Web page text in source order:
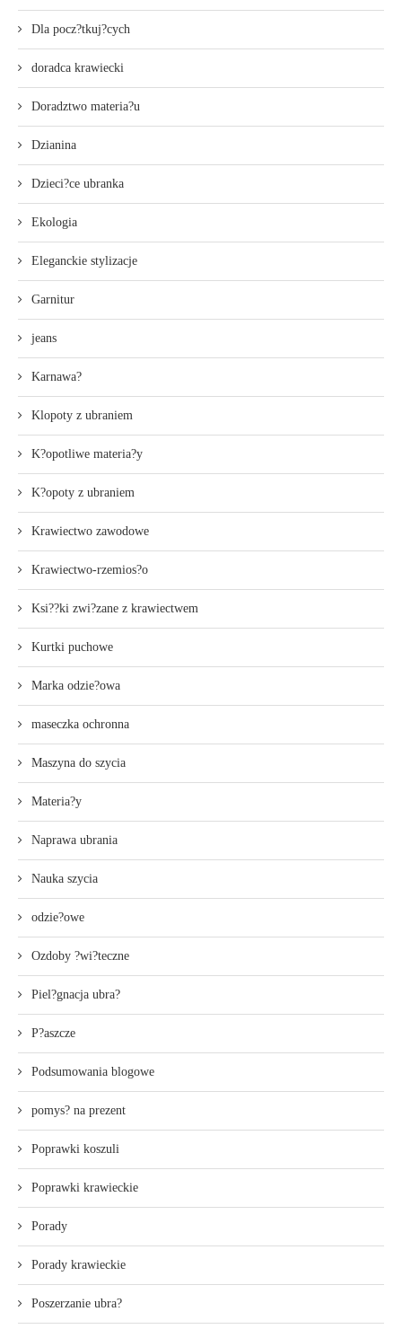
Dla pocz?tkuj?cych
doradca krawiecki
Doradztwo materia?u
Dzianina
Dzieci?ce ubranka
Ekologia
Eleganckie stylizacje
Garnitur
jeans
Karnawa?
Klopoty z ubraniem
K?opotliwe materia?y
K?opoty z ubraniem
Krawiectwo zawodowe
Krawiectwo-rzemios?o
Ksi??ki zwi?zane z krawiectwem
Kurtki puchowe
Marka odzie?owa
maseczka ochronna
Maszyna do szycia
Materia?y
Naprawa ubrania
Nauka szycia
odzie?owe
Ozdoby ?wi?teczne
Piel?gnacja ubra?
P?aszcze
Podsumowania blogowe
pomys? na prezent
Poprawki koszuli
Poprawki krawieckie
Porady
Porady krawieckie
Poszerzanie ubra?